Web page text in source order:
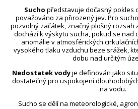
Sucho představuje dočasný pokles
považováno za přirozený jev. Pro
pozvolný začátek, značný plošný rozsah
dochází k výskytu sucha, pokud se nad
anomálie v atmosférických
vysokého tlaku vzduchu beze srážek,
dobu nad určitým
Nedostatek vodyje definován jako
dostatečný pro uspokojení
na vodu.
Sucho se dělí na meteorologické,